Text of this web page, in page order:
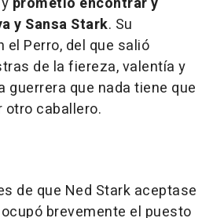
y Sansa Stark. Su
Perro, del que salió
de la fiereza, valentía y
guerrera que nada tiene que
otro caballero.
de que Ned Stark aceptase
brevemente el puesto